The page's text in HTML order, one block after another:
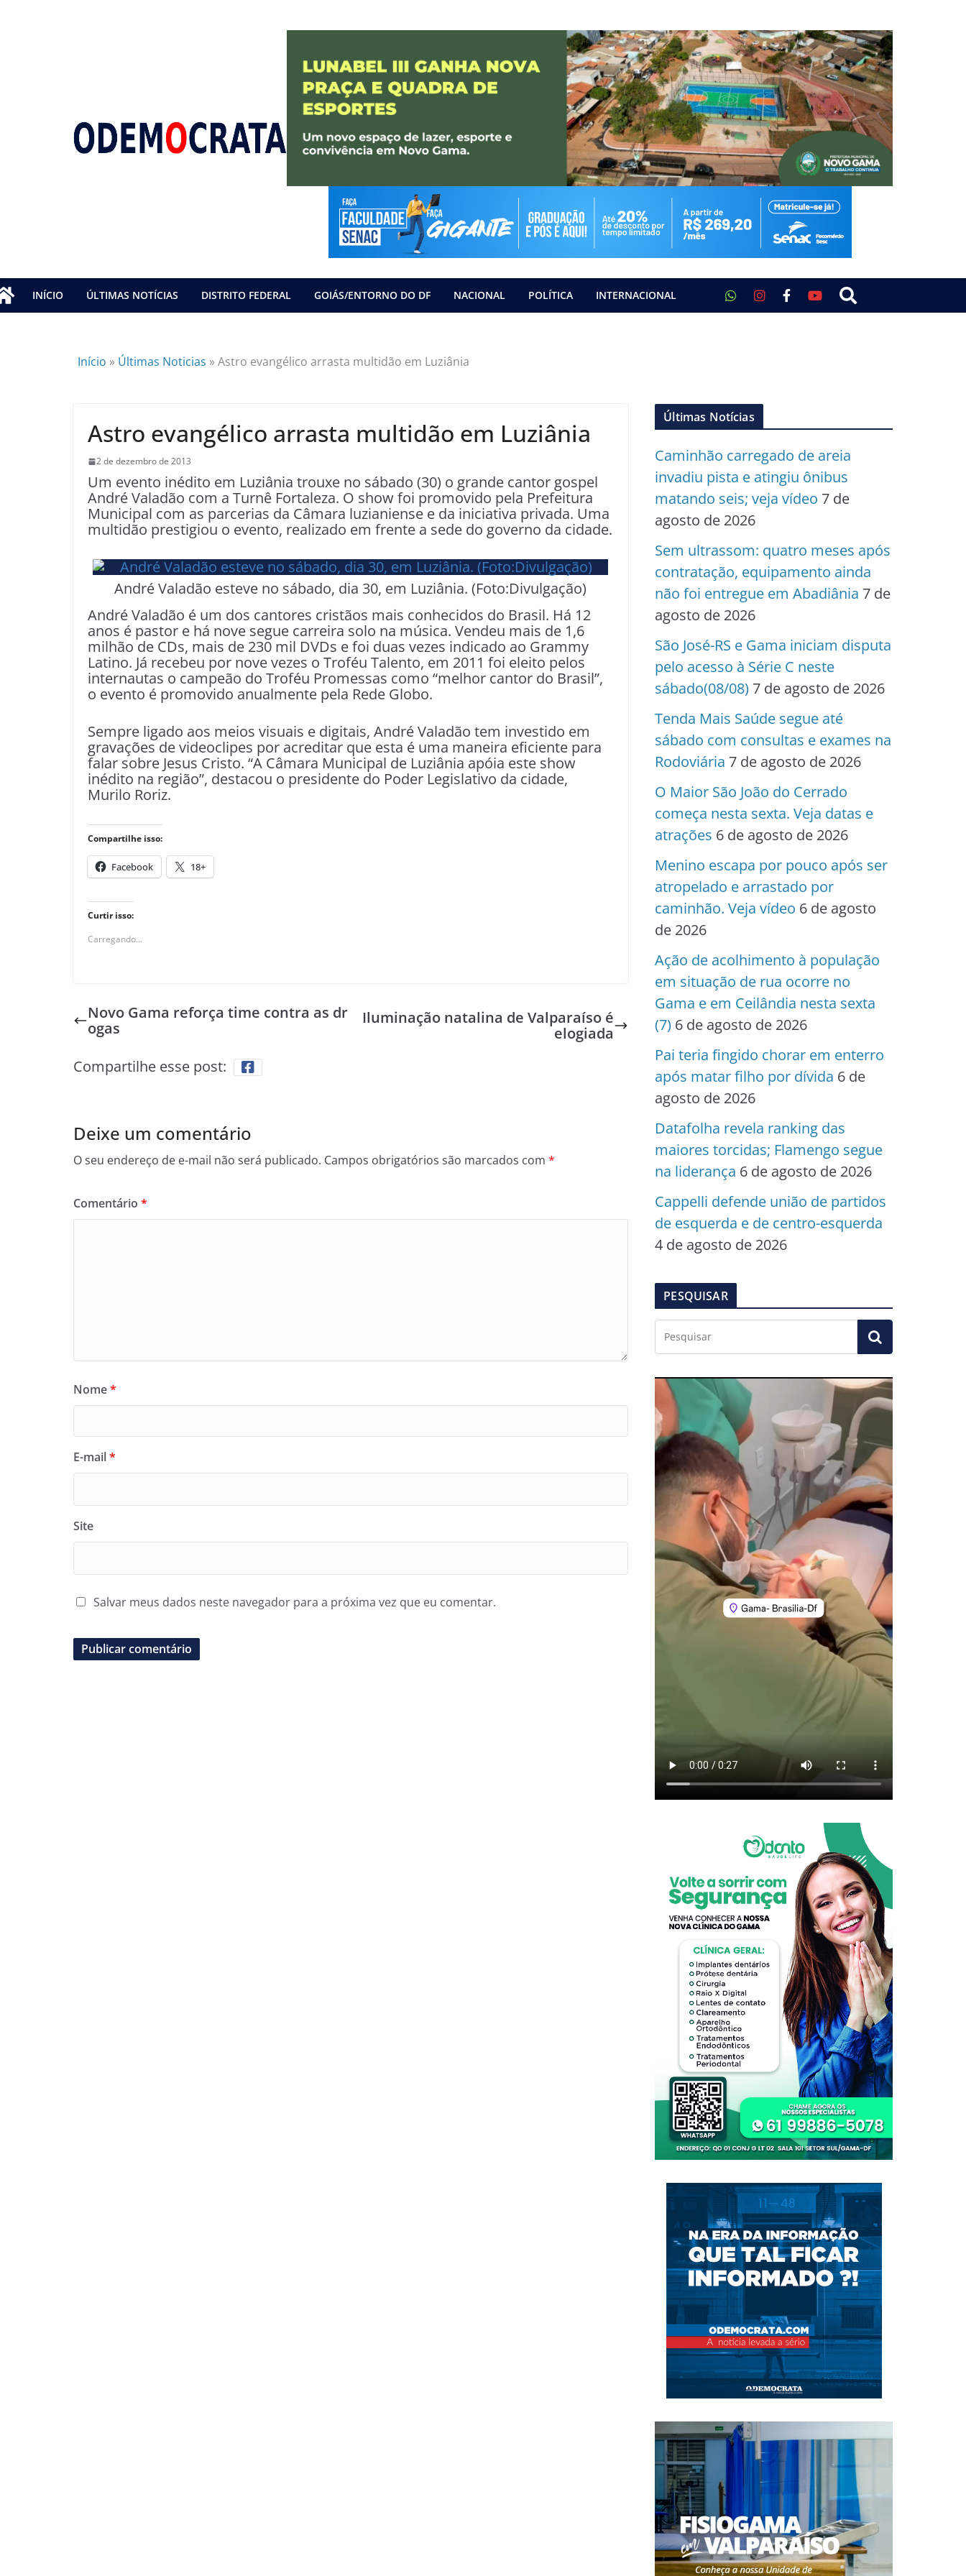
INÍCIO ÚLTIMAS NOTÍCIAS DISTRITO FEDERAL GOIÁS/ENTORNO DO DF NACIONAL POLÍTICA INTERNACIONAL
Início » Últimas Noticias »Astro evangélico arrasta multidão em Luziânia
Astro evangélico arrasta multidão em Luziânia
2 de dezembro de 2013
Um evento inédito em Luziânia trouxe no sábado (30) o grande cantor gospel
André Valadão com a Turnê Fortaleza. O show foi promovido pela Prefeitura
Municipal com as parcerias da Câmara luzianiense e da iniciativa privada. Uma
multidão prestigiou o evento, realizado em frente a sede do governo da cidade.
André Valadão esteve no sábado, dia 30, em Luziânia. (Foto:Divulgação)
André Valadão é um dos cantores cristãos mais conhecidos do Brasil. Há 12
anos é pastor e há nove segue carreira solo na música. Vendeu mais de 1,6
milhão de CDs, mais de 230 mil DVDs e foi duas vezes indicado ao Grammy
Latino. Já recebeu por nove vezes o Troféu Talento, em 2011 foi eleito pelos
internautas o campeão do Troféu Promessas como “melhor cantor do Brasil”,
o evento é promovido anualmente pela Rede Globo.
Sempre ligado aos meios visuais e digitais, André Valadão tem investido em
gravações de videoclipes por acreditar que esta é uma maneira eficiente para
falar sobre Jesus Cristo. “A Câmara Municipal de Luziânia apóia este show
inédito na região”, destacou o presidente do Poder Legislativo da cidade,
Murilo Roriz.
Compartilhe isso:
Facebook 18+
Curtir isso:
Carregando...
Novo Gama reforça time contra as dr
ogas
Iluminação natalina de Valparaíso é
elogiada
Compartilhe esse post:
Deixe um comentário
O seu endereço de e-mail não será publicado. Campos obrigatórios são marcados com *
Comentário *
Nome*
E-mail*
Site
Salvar meus dados neste navegador para a próxima vez que eu comentar.
Últimas Notícias
Caminhão carregado de areia
invadiu pista e atingiu ônibus
matando seis; veja vídeo 7 de
agosto de 2026
Sem ultrassom: quatro meses após
contratação, equipamento ainda
não foi entregue em Abadiânia 7 de
agosto de 2026
São José-RS e Gama iniciam disputa
pelo acesso à Série C neste
sábado(08/08) 7 de agosto de 2026
Tenda Mais Saúde segue até
sábado com consultas e exames na
Rodoviária 7 de agosto de 2026
O Maior São João do Cerrado
começa nesta sexta. Veja datas e
atrações 6 de agosto de 2026
Menino escapa por pouco após ser
atropelado e arrastado por
caminhão. Veja vídeo 6 de agosto
de 2026
Ação de acolhimento à população
em situação de rua ocorre no
Gama e em Ceilândia nesta sexta
(7) 6 de agosto de 2026
Pai teria fingido chorar em enterro
após matar filho por dívida 6 de
agosto de 2026
Datafolha revela ranking das
maiores torcidas; Flamengo segue
na liderança 6 de agosto de 2026
Cappelli defende união de partidos
de esquerda e de centro-esquerda
4 de agosto de 2026
PESQUISAR